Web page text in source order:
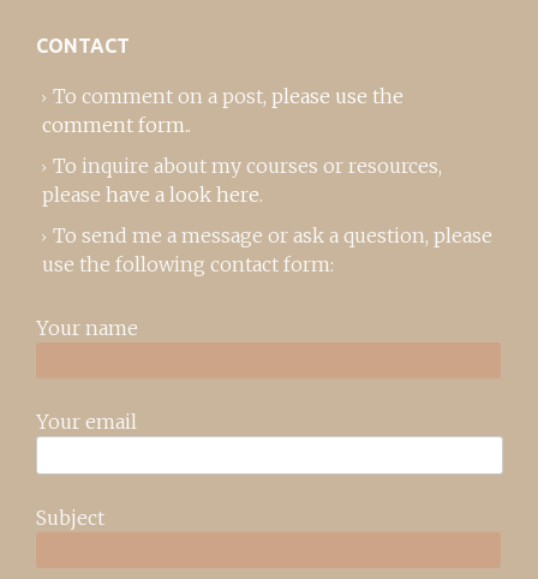
CONTACT
To comment on a post, please use the
comment form..
To inquire about my courses or resources,
please have a look here.
To send me a message or ask a question, please
use the following contact form:
Your name
Your email
Subject